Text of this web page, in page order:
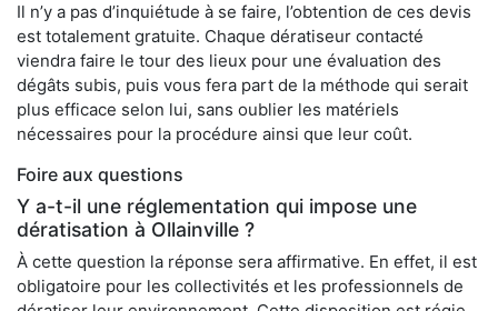
Il n’y a pas d’inquiétude à se faire, l’obtention de ces devis
est totalement gratuite. Chaque dératiseur contacté
viendra faire le tour des lieux pour une évaluation des
dégâts subis, puis vous fera part de la méthode qui serait
plus efficace selon lui, sans oublier les matériels
nécessaires pour la procédure ainsi que leur coût.
Foire aux questions
Y a-t-il une réglementation qui impose une
dératisation à Ollainville ?
À cette question la réponse sera affirmative. En effet, il est
obligatoire pour les collectivités et les professionnels de